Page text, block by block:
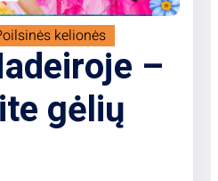
kelionės
–
gėlių